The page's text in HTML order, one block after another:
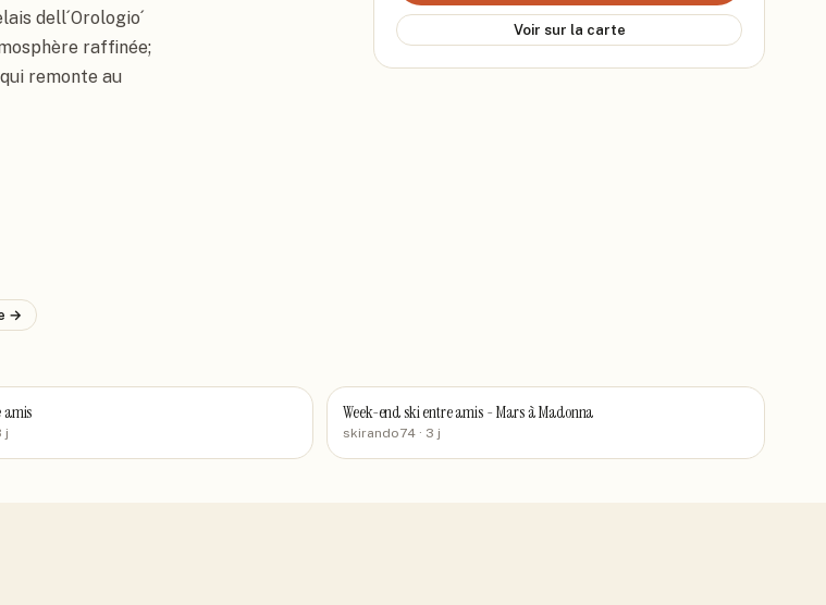
dell´Orologio´
raffinée;
remonte au
Voir sur la carte
→
amis
j
Week-end ski entre amis - Mars à Madonna
skirando74 · 3 j